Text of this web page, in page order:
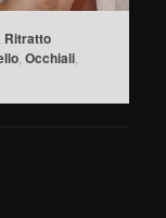
Ritratto
, Occhiali,